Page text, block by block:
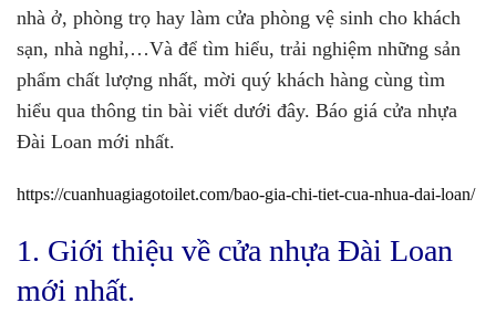
nhà ở, phòng trọ hay làm cửa phòng vệ sinh cho khách
sạn, nhà nghỉ,…Và để tìm hiểu, trải nghiệm những sản
phẩm chất lượng nhất, mời quý khách hàng cùng tìm
hiểu qua thông tin bài viết dưới đây. Báo giá cửa nhựa
Đài Loan mới nhất.
https://cuanhuagiagotoilet.com/bao-gia-chi-tiet-cua-nhua-dai-loan/
1. Giới thiệu về cửa nhựa Đài Loan
mới nhất.